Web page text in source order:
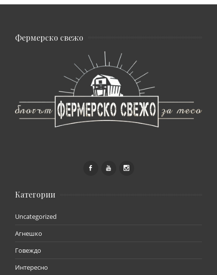
Фермерско свежо
Категории
Uncategorized
Агнешко
Говеждо
Интересно